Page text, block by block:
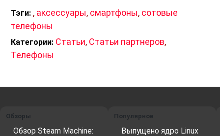
Тэги: , аксессуары, смартфоны, сотовые
телефоны
Категории: Статьи, Статьи партнеров,
Телефоны
Обзоры
Обзор Steam Machine:
Популярное
Выпущено ядро Linux